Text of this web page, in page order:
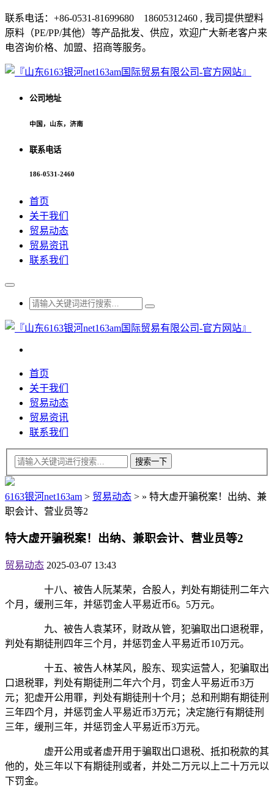
联系电话：+86-0531-81699680 18605312460 , 我司提供塑料
原料（PE/PP/其他）等产品批发、供应，欢迎广大新老客户来
电咨询价格、加盟、招商等服务。
公司地址
中国，山东，济南
联系电话
186-0531-2460
首页
关于我们
贸易动态
贸易资讯
联系我们
首页
关于我们
贸易动态
贸易资讯
联系我们
6163银河net163am > 贸易动态 > » 特大虚开骗税案！出纳、兼
职会计、营业员等2
特大虚开骗税案！出纳、兼职会计、营业员等2
贸易动态 2025-03-07 13:43
十八、被告人阮某荣，合股人，判处有期徒刑二年六
个月，缓刑三年，并惩罚金人平易近币6。5万元。
九、被告人袁某环，财政从管，犯骗取出口退税罪，
判处有期徒刑四年三个月，并惩罚金人平易近币10万元。
十五、被告人林某风，股东、现实运营人，犯骗取出
口退税罪，判处有期徒刑二年六个月，罚金人平易近币3万
元；犯虚开公用罪，判处有期徒刑十个月；总和刑期有期徒刑
三年四个月，并惩罚金人平易近币3万元；决定施行有期徒刑
三年，缓刑三年，并惩罚金人平易近币3万元。
虚开公用或者虚开用于骗取出口退税、抵扣税款的其
他的，处三年以下有期徒刑或者，并处二万元以上二十万元以
下罚金。